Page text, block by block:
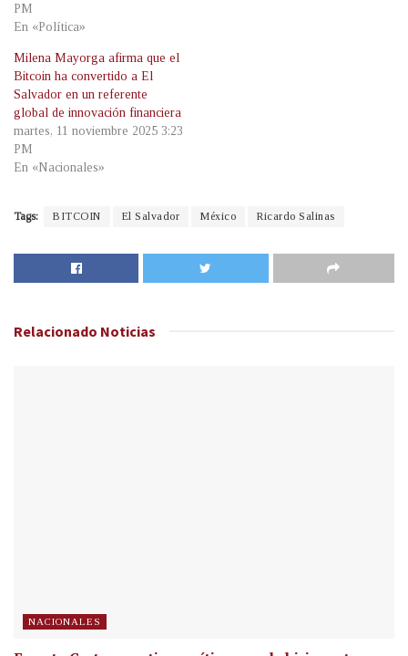
PM
En «Política»
Milena Mayorga afirma que el
Bitcoin ha convertido a El
Salvador en un referente
global de innovación financiera
martes, 11 noviembre 2025 3:23
PM
En «Nacionales»
Tags: BITCOIN El Salvador México Ricardo Salinas
Relacionado Noticias
NACIONALES